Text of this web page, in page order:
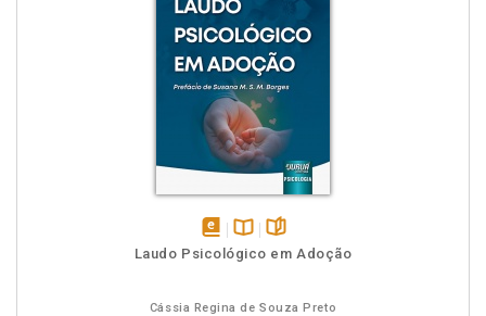
disponívelDisponível
páginas
Laudo Psicológico em Adoção
Cássia Regina de Souza Preto